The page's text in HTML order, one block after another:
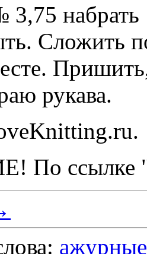
набрать
Сложить
рукава.
ссылке